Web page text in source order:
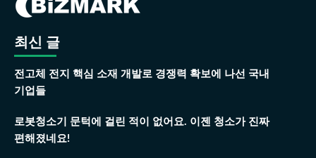
최신 글
전고체 전지 핵심 소재 개발로 경쟁력 확보에 나선 국내
기업들
로봇청소기 문턱에 걸린 적이 없어요. 이젠 청소가 진짜
편해졌네요!